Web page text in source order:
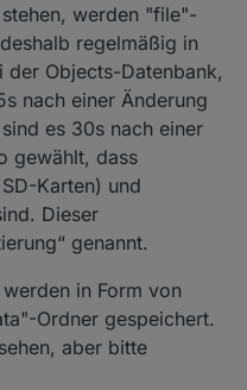
werden "file"-
regelmäßig in
der Objects-Datenbank,
nach einer Änderung
es 30s nach einer
gewählt, dass
Karten) und
Dieser
genannt.
in Form von
Ordner gespeichert.
aber bitte